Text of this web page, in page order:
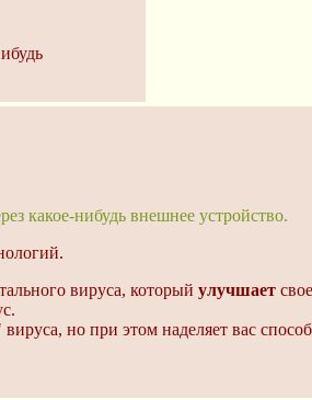
какое-нибудь внешнее устройство.
вируса, который улучшает
но при этом наделяет вас